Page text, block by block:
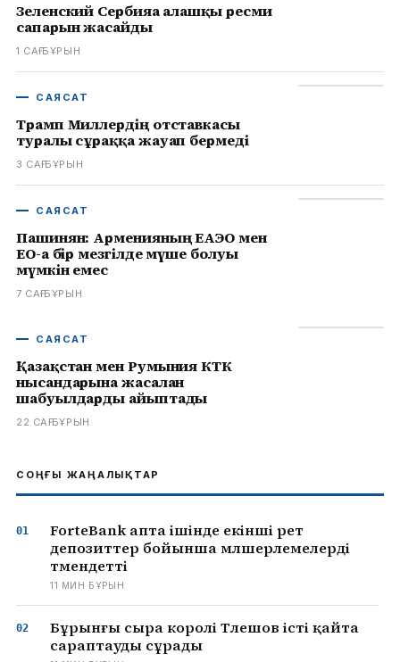
Зеленский Сербияға алғашқы ресми
сапарын жасайды
1 САҒ БҰРЫН
САЯСАТ
Трамп Миллердің отставкасы
туралы сұраққа жауап бермеді
3 САҒ БҰРЫН
САЯСАТ
Пашинян: Арменияның ЕАЭО мен
ЕО-ға бір мезгілде мүше болуы
мүмкін емес
7 САҒ БҰРЫН
САЯСАТ
Қазақстан мен Румыния КТК
нысандарына жасалған
шабуылдарды айыптады
22 САҒ БҰРЫН
СОҢҒЫ ЖАҢАЛЫҚТАР
ForteBank апта ішінде екінші рет
депозиттер бойынша мөлшерлемелерді
төмендетті
11 МИН БҰРЫН
Бұрынғы сыра королі Төлешов істі қайта
сараптауды сұрады